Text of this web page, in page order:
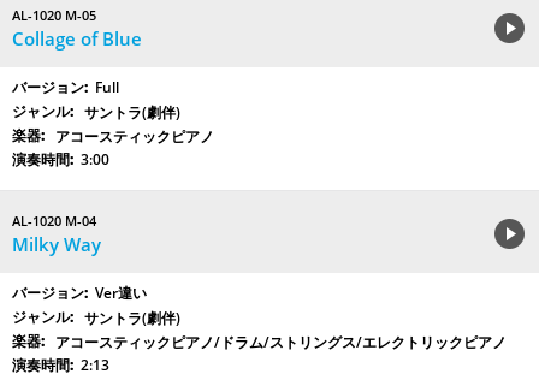
AL-1020 M-05
Collage of Blue
Full
サントラ(劇伴)
アコースティックピアノ
3:00
AL-1020 M-04
Milky Way
Ver違い
サントラ(劇伴)
アコースティックピアノ/ドラム/ストリングス/エレクトリックピアノ
2:13